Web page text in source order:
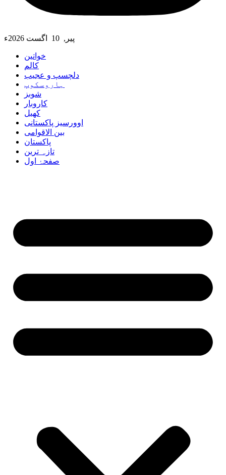
پیر, 10 اگست 2026ء
خواتین
کالم
دلچسپ و عجیب
ہاروسکوپ
شوبز
کاروبار
کھیل
اوورسیز پاکستانی
بین الاقوامی
پاکستان
تازہ ترین
صفحۂ اول